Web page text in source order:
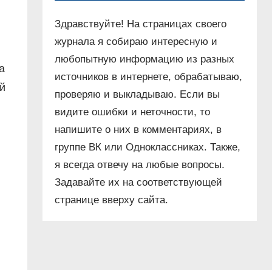
Здравствуйте! На страницах своего
журнала я собираю интересную и
любопытную информацию из разных
источников в интернете, обрабатываю,
проверяю и выкладываю. Если вы
видите ошибки и неточности, то
напишите о них в комментариях, в
группе ВК или Одноклассниках. Также,
я всегда отвечу на любые вопросы.
Задавайте их на соответствующей
странице вверху сайта.